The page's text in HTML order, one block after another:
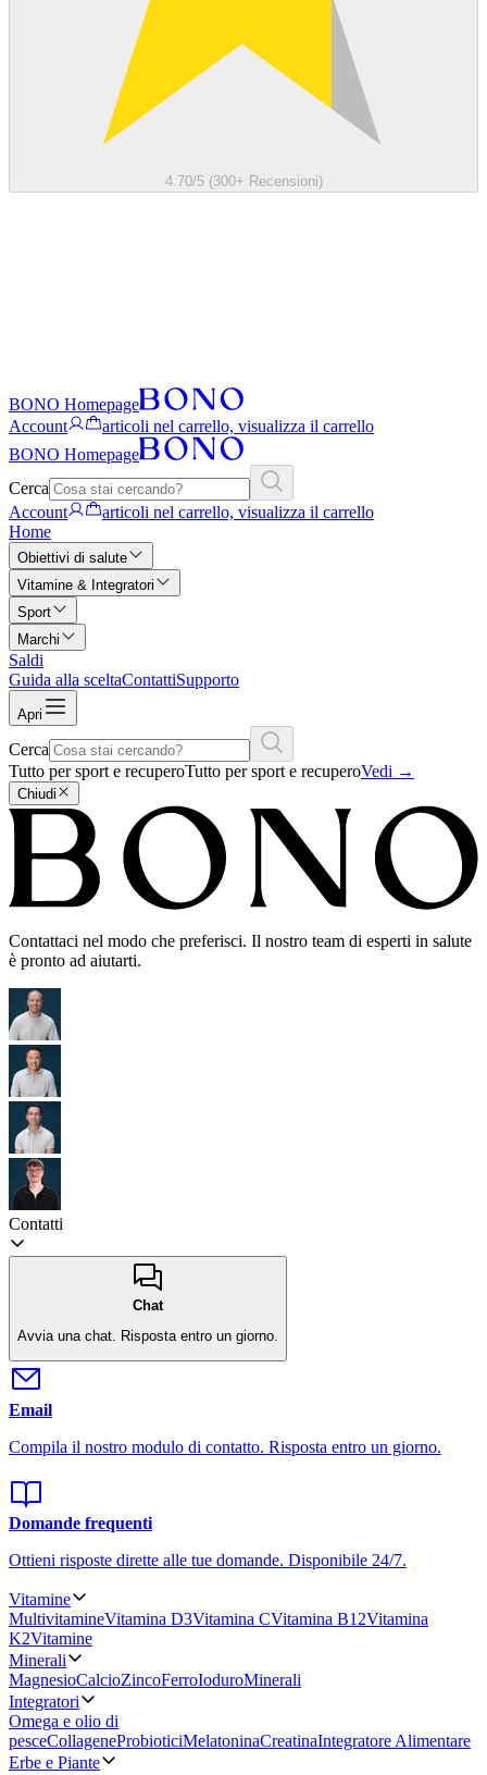
4.70/5 (300+ Recensioni)
BONO Homepage
Account
articoli nel carrello, visualizza il carrello
BONO Homepage
Cerca
Account
articoli nel carrello, visualizza il carrello
Home
Obiettivi di salute
Vitamine & Integratori
Sport
Marchi
Saldi
Guida alla sceltaContattiSupporto
Apri
Cerca
Tutto per sport e recuperoTutto per sport e recuperoVedi →
Chiudi
Contattaci nel modo che preferisci. Il nostro team di esperti in salute
è pronto ad aiutarti.
Contatti
Chat
Avvia una chat.
Risposta entro un giorno.
Email
Compila il nostro modulo di contatto. Risposta entro un giorno.
Domande frequenti
Ottieni risposte dirette alle tue domande. Disponibile 24/7.
Vitamine
MultivitamineVitamina D3Vitamina CVitamina B12Vitamina
K2Vitamine
Minerali
MagnesioCalcioZincoFerroIoduroMinerali
Integratori
Omega e olio di
pesceCollageneProbioticiMelatoninaCreatinaIntegratore Alimentare
Erbe e Piante